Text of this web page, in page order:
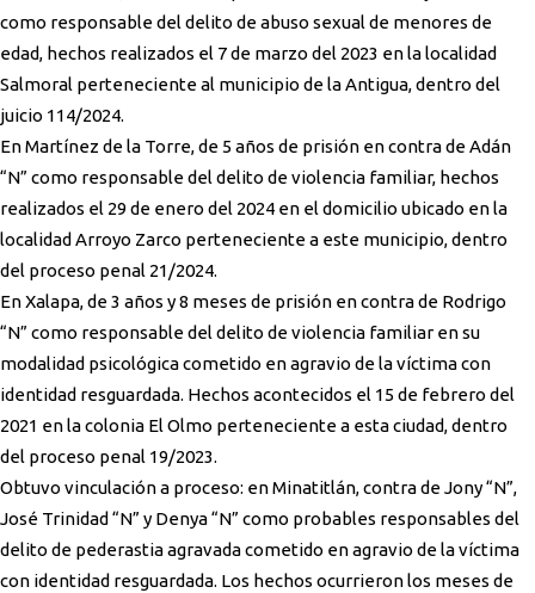
como responsable del delito de abuso sexual de menores de
edad, hechos realizados el 7 de marzo del 2023 en la localidad
Salmoral perteneciente al municipio de la Antigua, dentro del
juicio 114/2024.
En Martínez de la Torre, de 5 años de prisión en contra de Adán
“N” como responsable del delito de violencia familiar, hechos
realizados el 29 de enero del 2024 en el domicilio ubicado en la
localidad Arroyo Zarco perteneciente a este municipio, dentro
del proceso penal 21/2024.
En Xalapa, de 3 años y 8 meses de prisión en contra de Rodrigo
“N” como responsable del delito de violencia familiar en su
modalidad psicológica cometido en agravio de la víctima con
identidad resguardada. Hechos acontecidos el 15 de febrero del
2021 en la colonia El Olmo perteneciente a esta ciudad, dentro
del proceso penal 19/2023.
Obtuvo vinculación a proceso: en Minatitlán, contra de Jony “N”,
José Trinidad “N” y Denya “N” como probables responsables del
delito de pederastia agravada cometido en agravio de la víctima
con identidad resguardada. Los hechos ocurrieron los meses de